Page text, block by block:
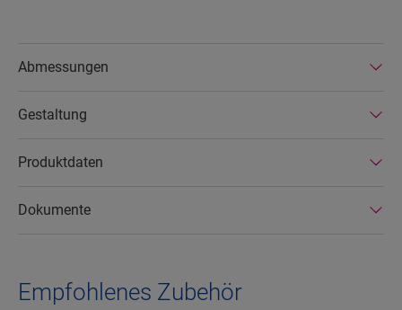
hergestellt werden. Die Laminatböden von Quick-
erweiterte Produktgarantie abgedeckt. Außerdem
entfernen.
Abmessungen
Gestaltung
Produktdaten
Dokumente
Empfohlenes Zubehör